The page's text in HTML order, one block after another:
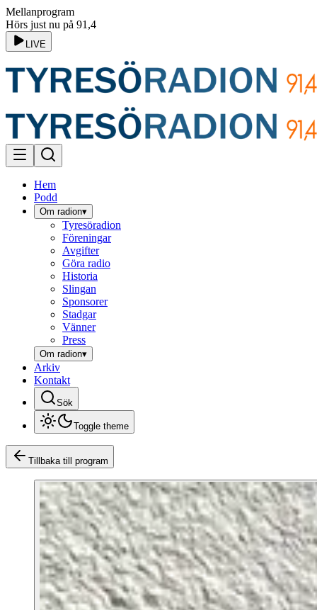
Mellanprogram
Hörs just nu på 91,4
LIVE
Hem
Podd
Om radion▾
Tyresöradion
Föreningar
Avgifter
Göra radio
Historia
Slingan
Sponsorer
Stadgar
Vänner
Press
Om radion▾
Arkiv
Kontakt
Sök
Toggle theme
Tillbaka till program